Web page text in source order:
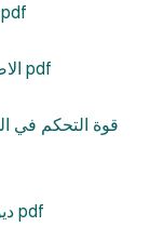
Time Management PDF – ادارة الوقت pdf
Al Usool Al Thalatha PDF – الاصول الثلاثة pdf
Diwan Al Mutanabbi PDF – ديوان المتنبي pdf